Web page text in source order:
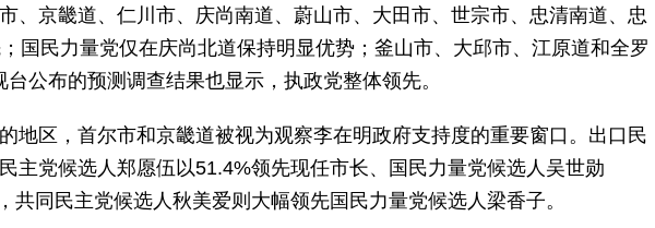
、京畿道、仁川市、庆尚南道、蔚山市、大田市、世宗市、忠清南道、忠
国民力量党仅在庆尚北道保持明显优势；釜山市、大邱市、江原道和全罗
公布的预测调查结果也显示，执政党整体领先。
地区，首尔市和京畿道被视为观察李在明政府支持度的重要窗口。出口民
主党候选人郑愿伍以51.4%领先现任市长、国民力量党候选人吴世勋
共同民主党候选人秋美爱则大幅领先国民力量党候选人梁香子。